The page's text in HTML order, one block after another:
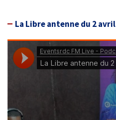
La Libre antenne du 2 avril